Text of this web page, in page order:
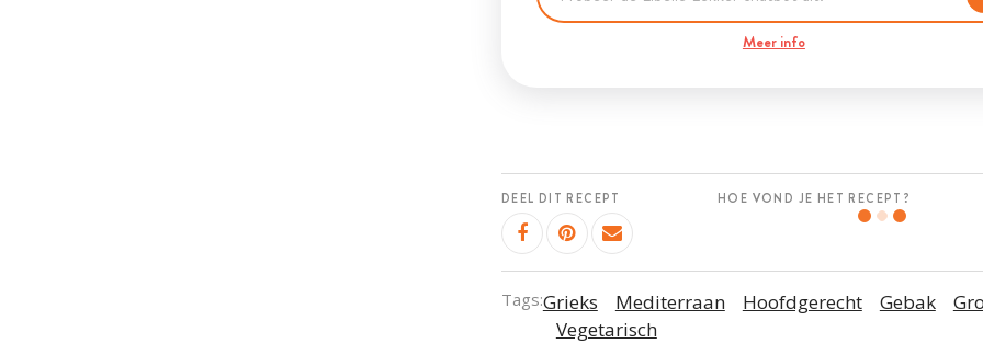
Meer info
DEEL DIT RECEPT HOE VOND JE HET RECEPT?
Tags:Grieks Mediterraan Hoofdgerecht Gebak
Vegetarisch